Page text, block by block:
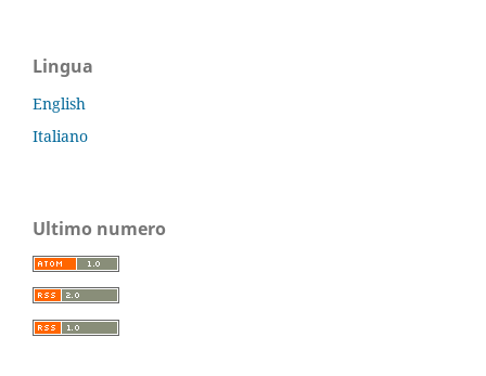
Lingua
English
Italiano
Ultimo numero